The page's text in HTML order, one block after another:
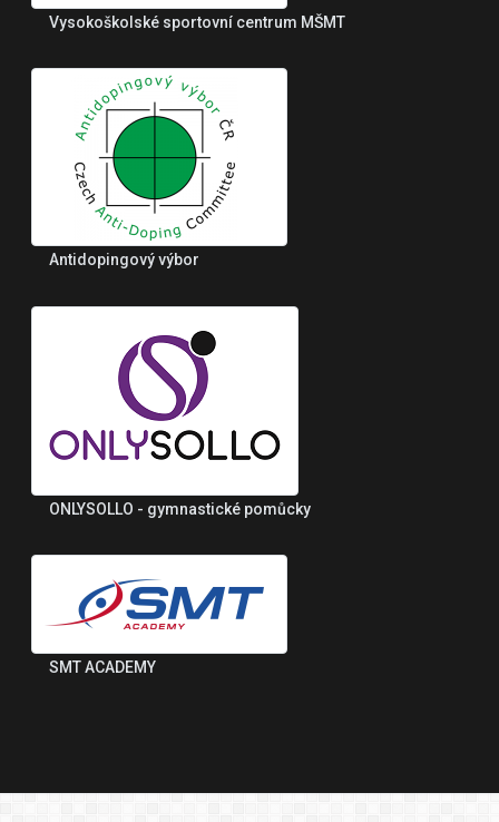
Vysokoškolské sportovní centrum MŠMT
Antidopingový výbor
ONLYSOLLO - gymnastické pomůcky
SMT ACADEMY